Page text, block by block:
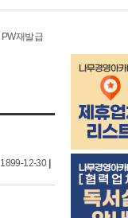
PW재발급
1899-12-30 |